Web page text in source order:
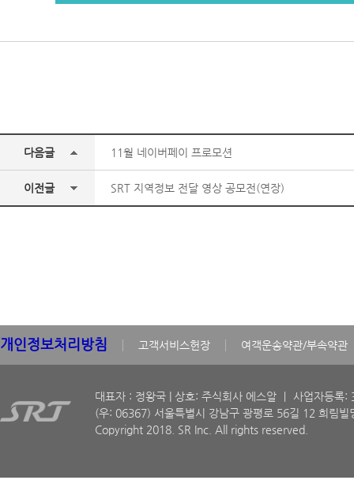
다음글 11월 네이버페이 프로모션
이전글 SRT 지역정보 전달 영상 공모전(연장)
개인정보처리방침 고객서비스헌장 여객운송약관/부속약관
대표자 : 정왕국 | 상호: 주식회사 에스알 ㅣ 사업자등
(우: 06367) 서울특별시 강남구 광평로 56길 12 희림빌
Copyright 2018. SR Inc. All rights reserved.